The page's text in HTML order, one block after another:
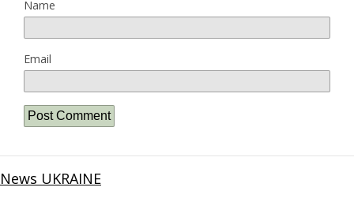
Name
Email
News UKRAINE